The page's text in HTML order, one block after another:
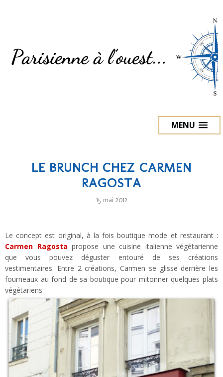
MENU
LE BRUNCH CHEZ CARMEN
RAGOSTA
15 mai 2012
Le concept est original, à la fois boutique mode et restaurant :
Carmen Ragosta propose une cuisine italienne végétarienne
que vous pouvez déguster entouré de ses créations
vestimentaires. Entre 2 créations, Carmen se glisse derrière les
fourneaux au fond de sa boutique pour mitonner quelques plats
végétariens.